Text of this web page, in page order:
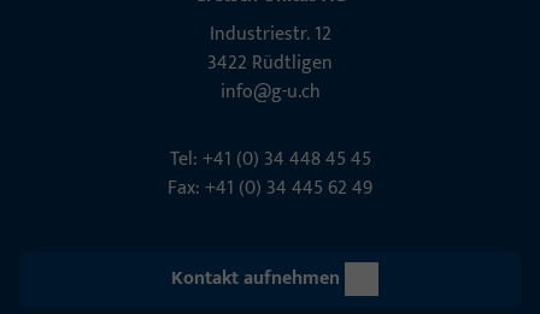
Indu­s­triestr. 12
3422 Rüdt­ligen
info@g-u.ch
Tel: +41 (0) 34 448 45 45
Fax: +41 (0) 34 445 62 49
Kontakt aufnehmen